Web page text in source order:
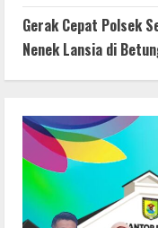
Gerak Cepat Polsek
Nenek Lansia di